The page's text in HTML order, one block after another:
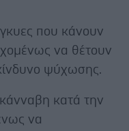
που κάνουν
να θέτουν
ψύχωσης.
κάνναβη κατά την
να